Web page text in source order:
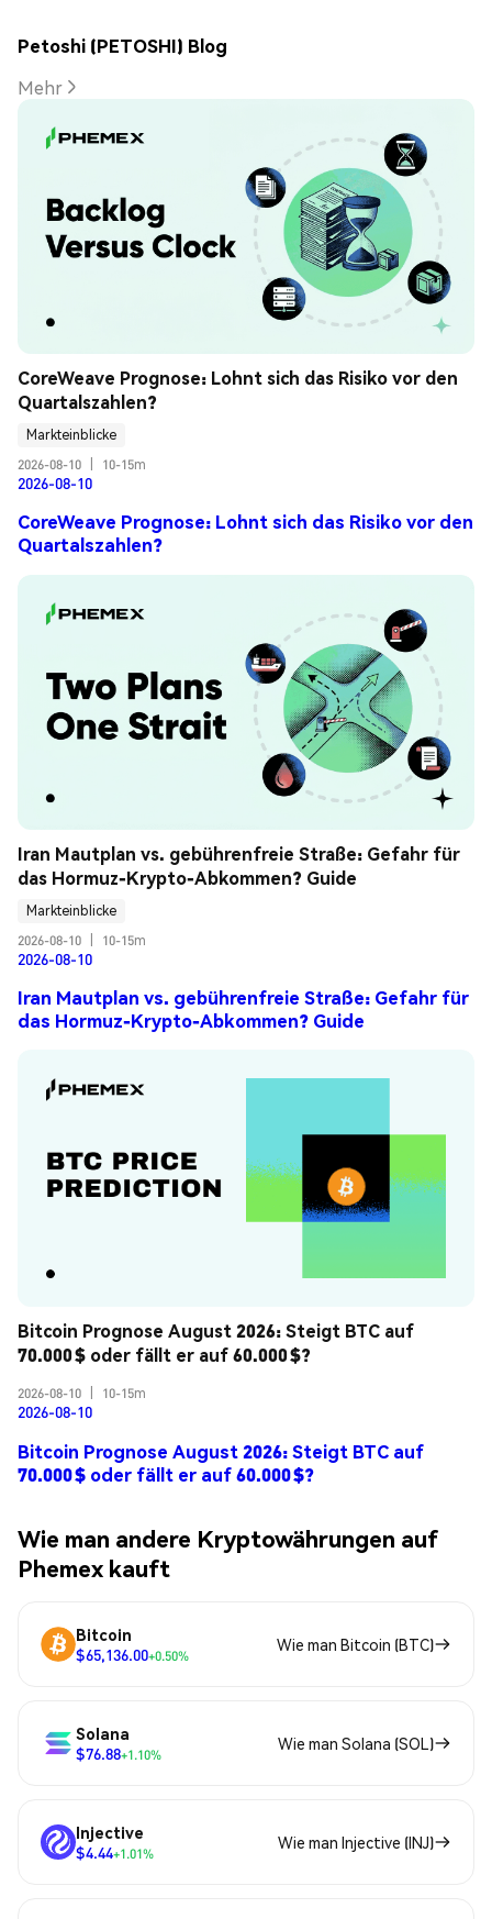
Petoshi (PETOSHI) Blog
Mehr
CoreWeave Prognose: Lohnt sich das Risiko vor den
Quartalszahlen?
Markteinblicke
2026-08-10
10-15m
2026-08-10
CoreWeave Prognose: Lohnt sich das Risiko vor den
Quartalszahlen?
Iran Mautplan vs. gebührenfreie Straße: Gefahr für
das Hormuz-Krypto-Abkommen? Guide
Markteinblicke
2026-08-10
10-15m
2026-08-10
Iran Mautplan vs. gebührenfreie Straße: Gefahr für
das Hormuz-Krypto-Abkommen? Guide
Bitcoin Prognose August 2026: Steigt BTC auf
70.000 $ oder fällt er auf 60.000 $?
2026-08-10 10-15m
2026-08-10
Bitcoin Prognose August 2026: Steigt BTC auf
70.000 $ oder fällt er auf 60.000 $?
Wie man andere Kryptowährungen auf
Phemex kauft
Bitcoin
$65,136.00+0.50%
Wie man Bitcoin (BTC)
Solana
$76.88+1.10%
Wie man Solana (SOL)
Injective
$4.44+1.01%
Wie man Injective (INJ)